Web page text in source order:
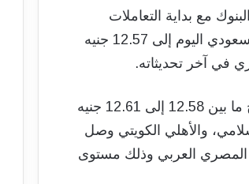
مع بداية التعاملات
الصباحية حالة من الاستقرار المتوقع، وذلك ووصل سعر الريال السعودي اليوم إلى 12.57 جنيه
كما أشارت باقي البنوك المصرية إن سعر الريال السعودي يتراوح ما بين 12.58 إلى 12.61 جنيه
ظبي الإسلامي، والأهلي الكويتي وصل
المصري العربي وذلك مستوى